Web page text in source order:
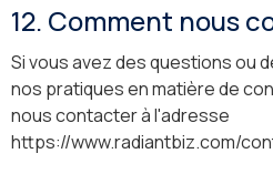
12. Comment nous
Si vous avez des questions ou
nos pratiques en matière de
nous contacter à l'adresse
https://www.radiantbiz.com/